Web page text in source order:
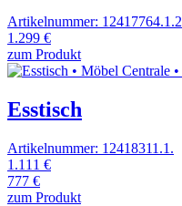
Artikelnummer: 12417764.1.2
1.299 €
zum Produkt
Esstisch
Artikelnummer: 12418311.1.
1.111 €
777 €
zum Produkt